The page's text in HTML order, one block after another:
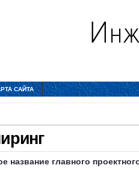
САЙТА
название главного